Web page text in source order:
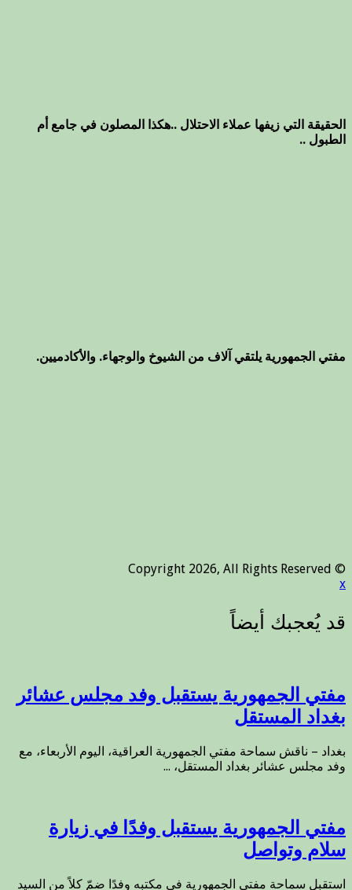
الحقيقة التي زيفها عملاء الاحتلال ..هكذا المصلون في جامع أم
الطبول ..
مفتي الجمهورية يلتقي آلاف من الشيوخ والوجهاء. والأكادميين.
© Copyright 2026, All Rights Reserved
x
مفتي الجمهورية يستقبل وفد مجلس عشائر
بغداد المستقل
بغداد – ناقش سماحة مفتي الجمهورية العراقية، اليوم الأربعاء، مع
وفد مجلس عشائر بغداد المستقل، ...
مفتي الجمهورية يستقبل وفدًا في زيارة
سلام وتواصل
استقبل سماحة مفتي الجمهورية في مكتبه وفدًا ضمّ كلاً من السيد